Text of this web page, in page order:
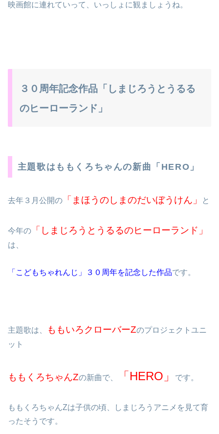
映画館に連れていって、いっしょに観ましょうね。
３０周年記念作品「しまじろうとうるる
のヒーローランド」
主題歌はももくろちゃんの新曲「HERO」
去年３月公開の 「まほうのしまのだいぼうけん」 と
今年の 「しまじろうとうるるのヒーローランド」
は、
「こどもちゃれんじ」３０周年を記念した作品です。
主題歌は、 ももいろクローバーZのプロジェクトユニ
ット
ももくろちゃんZの新曲で、 「HERO」 です。
ももくろちゃんZは子供の頃、しまじろうアニメを見て育
ったそうです。